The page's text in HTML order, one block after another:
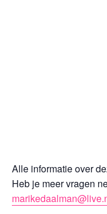
Alle informatie over
Heb je meer vragen